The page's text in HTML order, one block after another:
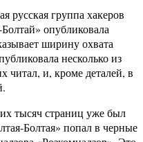
русская группа хакеров
опубликовала
ширину охвата
несколько из
читал, и, кроме деталей, в
тысяч страниц уже был
Болтая» попал в черные